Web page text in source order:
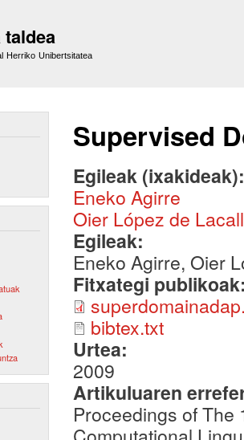
taldea
Herriko Unibertsitatea
Supervised
Egileak
Eneko Agirre
Oier López de
Egileak:
Eneko Agirre, Oier
Fitxategi
bibtex.txt
Urtea:
2009
Artikuluaren
Proceedings of The